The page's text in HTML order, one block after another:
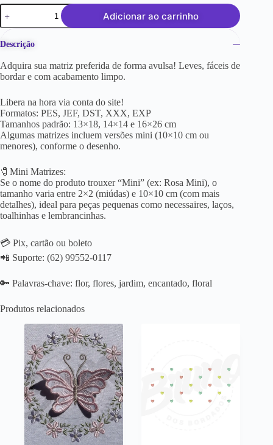
Adicionar ao carrinho
Descrição
Adquira sua matriz preferida de forma avulsa! Leves, fáceis de
bordar e com acabamento limpo.
Libera na hora via conta do site!
Formatos: PES, JEF, DST, XXX, EXP
Tamanhos padrão: 13×18, 14×14 e 16×26 cm
Algumas matrizes incluem versões mini (10×10 cm ou
menores), conforme o desenho.
🧷Mini Matrizes:
Se o nome do produto trouxer “Mini” (ex: Rosa Mini), o
tamanho varia entre 2×2 (miúdas) e 10×10 cm (com mais
detalhes), ideal para peças pequenas como necessaires, laços,
toalhinhas e lembrancinhas.
💳 Pix, cartão ou boleto
📲 Suporte: (62) 99552-0117
🔑 Palavras-chave: flor, flores, jardim, encantado, floral
Produtos relacionados